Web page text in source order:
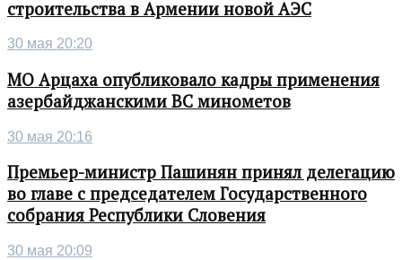
строительства в Армении новой АЭС
30 мая 20:20
МО Арцаха опубликовало кадры применения
азербайджанскими ВС минометов
30 мая 20:16
Премьер-министр Пашинян принял делегацию
во главе с председателем Государственного
собрания Республики Словения
30 мая 20:09